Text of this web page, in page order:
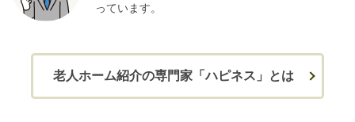
っています。
老人ホーム紹介の専門家「ハピネス」とは